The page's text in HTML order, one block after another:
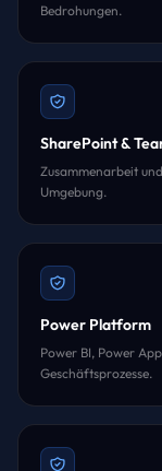
Bedrohungen.
SharePoint &
Zusammenarbeit
Umgebung.
Power Platform
Power BI, Power
Geschäftsprozesse.